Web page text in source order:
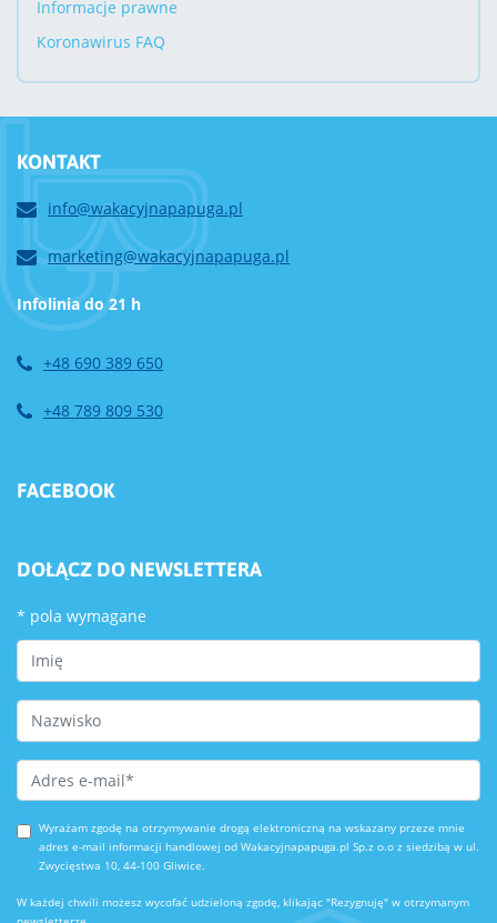
Informacje prawne
Koronawirus FAQ
KONTAKT
info@wakacyjnapapuga.pl
marketing@wakacyjnapapuga.pl
Infolinia do 21 h
+48 690 389 650
+48 789 809 530
FACEBOOK
DOŁĄCZ DO NEWSLETTERA
* pola wymagane
First Name
Last Name
Email Address *
Wyrażam zgodę na otrzymywanie drogą elektroniczną na wskazany przeze mnie
adres e-mail informacji handlowej od Wakacyjnapapuga.pl Sp.z o.o z siedzibą w ul.
Zwycięstwa 10, 44-100 Gliwice.
W każdej chwili możesz wycofać udzieloną zgodę, klikając "Rezygnuję" w otrzymanym